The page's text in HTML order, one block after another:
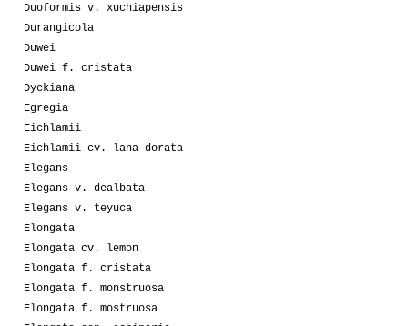
Duoformis v. xuchiapensis
Durangicola
Duwei
Duwei f. cristata
Dyckiana
Egregia
Eichlamii
Eichlamii cv. lana dorata
Elegans
Elegans v. dealbata
Elegans v. teyuca
Elongata
Elongata cv. lemon
Elongata f. cristata
Elongata f. monstruosa
Elongata f. mostruosa